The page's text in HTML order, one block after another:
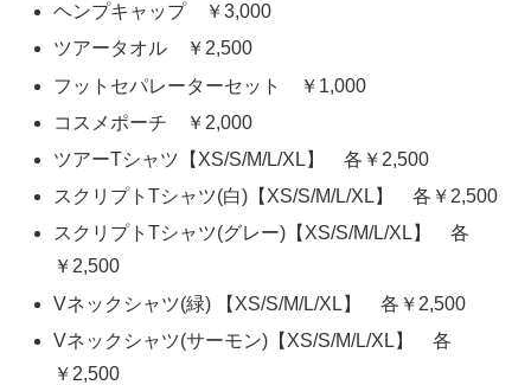
ヘンプキャップ ￥3,000
ツアータオル ￥2,500
フットセパレーターセット ￥1,000
コスメポーチ ￥2,000
ツアーTシャツ【XS/S/M/L/XL】 各￥2,500
スクリプトTシャツ(白)【XS/S/M/L/XL】 各￥2,500
スクリプトTシャツ(グレー)【XS/S/M/L/XL】 各
￥2,500
Vネックシャツ(緑) 【XS/S/M/L/XL】 各￥2,500
Vネックシャツ(サーモン)【XS/S/M/L/XL】 各
￥2,500